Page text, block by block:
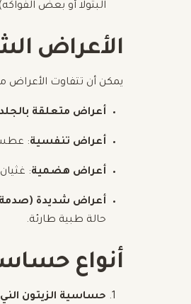
البتولا أو بعض
الأعراض
يمكن أن تتفاوت الأعراض
أعراض متعلقة
أعراض تنفسية:
أعراض هضمية:
أعراض شديدة (صدمة
حالة طبية طارئة.
أنواع
حساسية الزيتون